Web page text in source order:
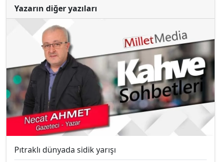
Yazarın diğer yazıları
Pıtraklı dünyada sidik yarışı